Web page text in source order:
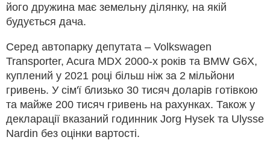
його дружина має земельну ділянку, на якій
будується дача.
Серед автопарку депутата – Volkswagen
Transporter, Acura MDX 2000-х років та BMW G6X,
куплений у 2021 році більш ніж за 2 мільйони
гривень. У сім'ї близько 30 тисяч доларів готівкою
та майже 200 тисяч гривень на рахунках. Також у
декларації вказаний годинник Jorg Hysek та Ulysse
Nardin без оцінки вартості.